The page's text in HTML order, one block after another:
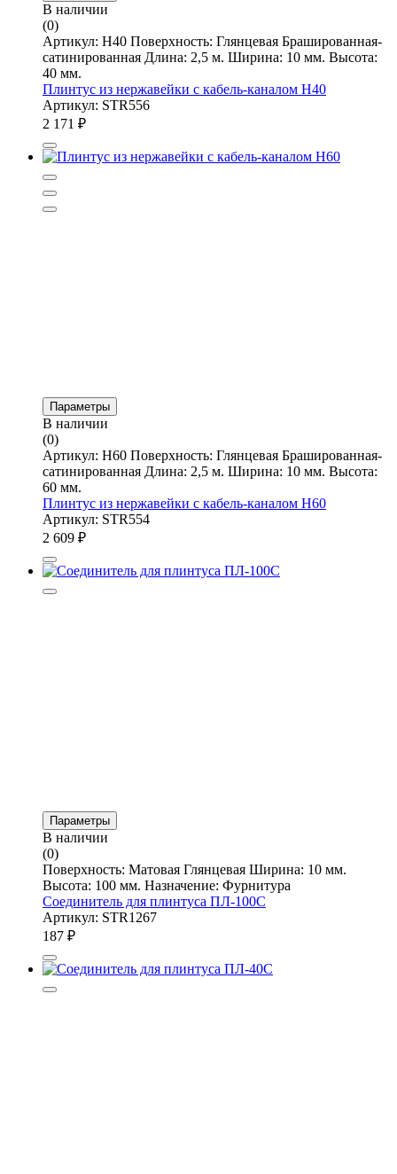
В наличии
(0)
Артикул: Н40 Поверхность: Глянцевая Брашированная-
сатинированная Длина: 2,5 м. Ширина: 10 мм. Высота:
40 мм.
Плинтус из нержавейки с кабель-каналом Н40
Артикул: STR556
2 171 ₽
Параметры
В наличии
(0)
Артикул: Н60 Поверхность: Глянцевая Брашированная-
сатинированная Длина: 2,5 м. Ширина: 10 мм. Высота:
60 мм.
Плинтус из нержавейки с кабель-каналом Н60
Артикул: STR554
2 609 ₽
Параметры
В наличии
(0)
Поверхность: Матовая Глянцевая Ширина: 10 мм.
Высота: 100 мм. Назначение: Фурнитура
Соединитель для плинтуса ПЛ-100С
Артикул: STR1267
187 ₽